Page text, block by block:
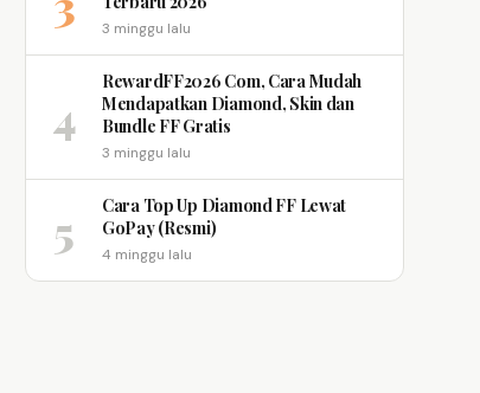
3 minggu lalu
4
RewardFF2026 Com, Cara Mudah
Mendapatkan Diamond, Skin dan
Bundle FF Gratis
3 minggu lalu
5
Cara Top Up Diamond FF Lewat
GoPay (Resmi)
4 minggu lalu